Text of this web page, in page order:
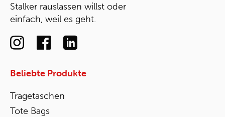
Stalker rauslassen willst oder
einfach, weil es geht.
Beliebte Produkte
Tragetaschen
Tote Bags